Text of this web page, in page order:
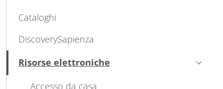
MAIN NAVIGATION
Cataloghi
DiscoverySapienza
Risorse elettroniche
Attivo
Accesso da casa